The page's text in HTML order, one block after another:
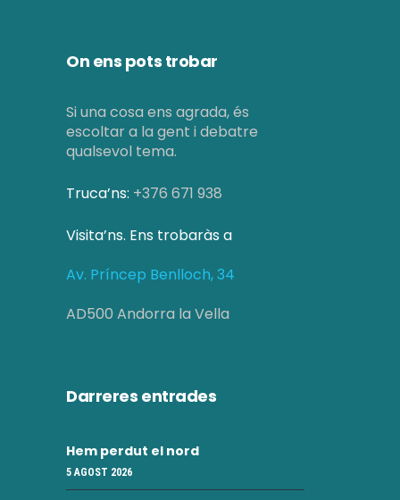
On ens pots trobar
Si una cosa ens agrada, és
escoltar a la gent i debatre
qualsevol tema.
Truca’ns: +376 671 938
Visita’ns. Ens trobaràs a
Av. Príncep Benlloch, 34
AD500 Andorra la Vella
Darreres entrades
Hem perdut el nord
5 AGOST 2026